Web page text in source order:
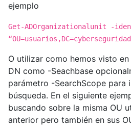
ejemplo
Get-ADOrganizationalunit -
O utilizar como hemos visto
DN como -Seachbase
parámetro -SearchScope
búsqueda. En el siguiente
buscando sobre la misma OU
anterior pero también en sus